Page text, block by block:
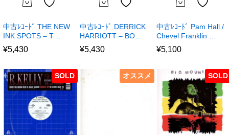
中古ﾚｺｰﾄﾞ THE NEW
INK SPOTS – T…
¥5,430
中古ﾚｺｰﾄﾞ DERRICK
HARRIOTT – BO…
¥5,430
中古ﾚｺｰﾄﾞ Pam Hall /
Chevel Franklin …
¥5,100
SOLD オススメ SOLD